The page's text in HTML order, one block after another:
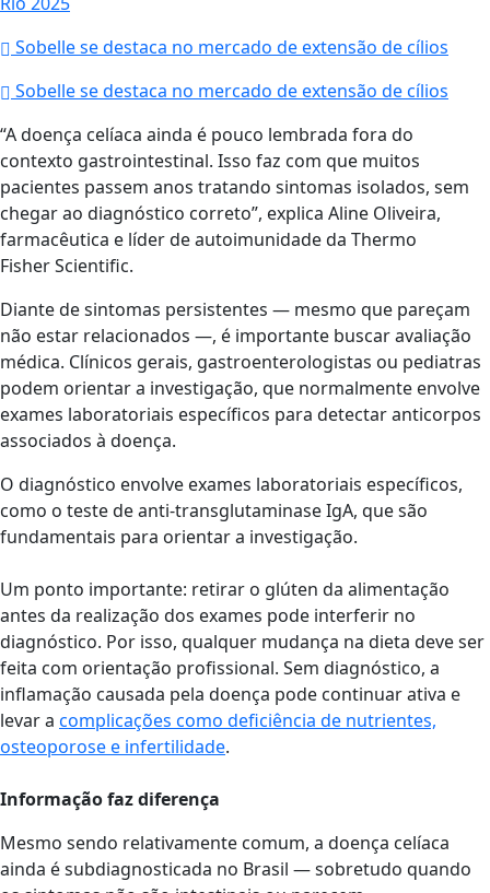
Sobelle se destaca no mercado de extensão de cílios
Sobelle se destaca no mercado de extensão de cílios
“A doença celíaca ainda é pouco lembrada fora do
contexto gastrointestinal. Isso faz com que muitos
pacientes passem anos tratando sintomas isolados, sem
chegar ao diagnóstico correto”, explica Aline Oliveira,
farmacêutica e líder de autoimunidade da Thermo
Fisher Scientific.
Diante de sintomas persistentes — mesmo que pareçam
não estar relacionados —, é importante buscar avaliação
médica. Clínicos gerais, gastroenterologistas ou pediatras
podem orientar a investigação, que normalmente envolve
exames laboratoriais específicos para detectar anticorpos
associados à doença.
O diagnóstico envolve exames laboratoriais específicos,
como o teste de anti-transglutaminase IgA, que são
fundamentais para orientar a investigação.
Um ponto importante: retirar o glúten da alimentação
antes da realização dos exames pode interferir no
diagnóstico. Por isso, qualquer mudança na dieta deve ser
feita com orientação profissional. Sem diagnóstico, a
inflamação causada pela doença pode continuar ativa e
levar a complicações como deficiência de nutrientes,
osteoporose e infertilidade.
Informação faz diferença
Mesmo sendo relativamente comum, a doença celíaca
ainda é subdiagnosticada no Brasil — sobretudo quando